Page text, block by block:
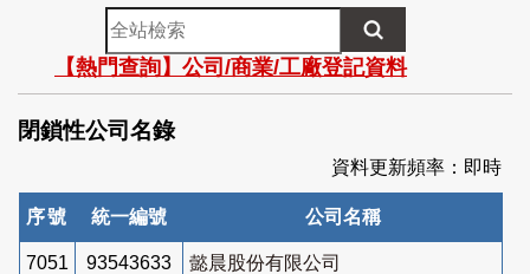
全
站
檢
索
【熱門查詢】公司/商業/工廠登記資料
閉鎖性公司名錄
資料更新頻率：即時
序號 統一編號 公司名稱
7051 93543633 懿晨股份有限公司